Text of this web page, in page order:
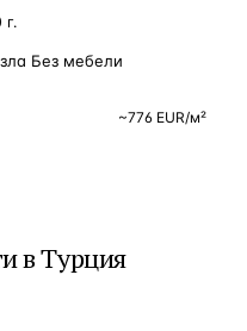
г.
Без мебели
~776 EUR/м²
в Турция